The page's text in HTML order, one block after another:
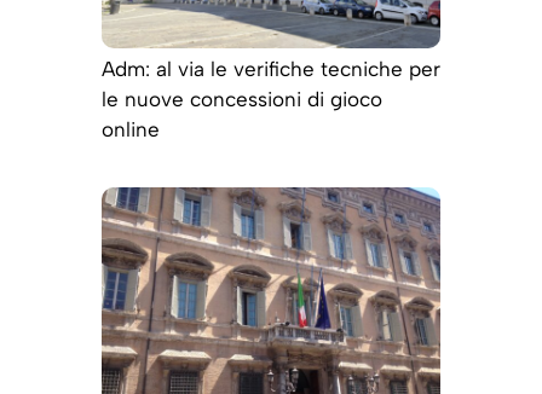
Adm: al via le verifiche tecniche per
le nuove concessioni di gioco
online